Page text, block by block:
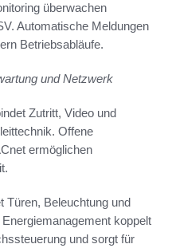
überwachen
Automatische Meldungen
Betriebsabläufe.
und Netzwerk
Zutritt, Video und
Offene
ermöglichen
Türen, Beleuchtung und
koppelt
und sorgt für